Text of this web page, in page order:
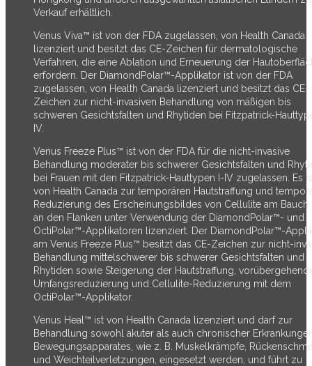
Verkauf erhältlich.
Venus Viva™ ist von der FDA zugelassen, von Health Canada
lizenziert und besitzt das CE-Zeichen für dermatologische
Verfahren, die eine Ablation und Erneuerung der
erfordern. Der DiamondPolar™-Applikator ist von der FDA
zugelassen, von Health Canada lizenziert und besitzt das CE-
Zeichen zur nicht-invasiven Behandlung von mäßigen bis
schweren Gesichtsfalten und Rhytiden bei Fitzpatrick-
IV.
Venus Freeze Plus™ ist von der FDA für die nicht-invasive
Behandlung moderater bis schwerer Gesichtsfalten und
bei Frauen mit den Fitzpatrick-Hauttypen I-IV zugelassen. Es
von Health Canada zur temporären Hautstraffung und
Reduzierung des Erscheinungsbildes von Cellulite am Bauch
an den Flanken unter Verwendung der DiamondPolar™- und
OctiPolar™-Applikatoren lizenziert. Der DiamondPolar™-
am Venus Freeze Plus™ besitzt das CE-Zeichen zur nicht-
Behandlung mittelschwerer bis schwerer Gesichtsfalten und
Rhytiden sowie Steigerung der Hautstraffung,
Umfangsreduzierung und Cellulite-Reduzierung mit dem
OctiPolar™-Applikator.
Venus Heal™ ist von Health Canada lizenziert und darf zur
Behandlung sowohl akuter als auch chronischer
Bewegungsapparates, wie z. B. Muskelkrämpfe,
und Weichteilverletzungen, eingesetzt werden, und führt zu